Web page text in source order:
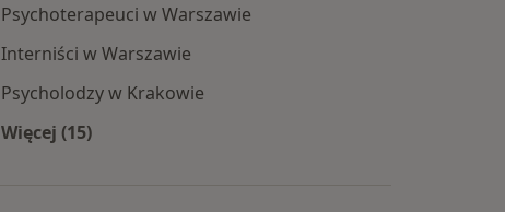
Psychoterapeuci w Warszawie
Interniści w Warszawie
Psycholodzy w Krakowie
Więcej (15)